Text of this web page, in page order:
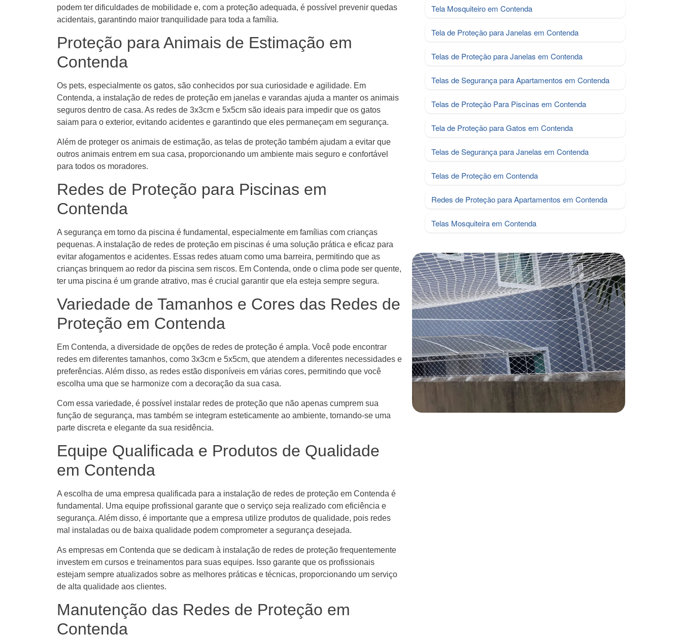
podem ter dificuldades de mobilidade e, com a proteção adequada, é possível prevenir quedas
acidentais, garantindo maior tranquilidade para toda a família.
Proteção para Animais de Estimação em
Contenda
Os pets, especialmente os gatos, são conhecidos por sua curiosidade e agilidade. Em
Contenda, a instalação de redes de proteção em janelas e varandas ajuda a manter os animais
seguros dentro de casa. As redes de 3x3cm e 5x5cm são ideais para impedir que os gatos
saiam para o exterior, evitando acidentes e garantindo que eles permaneçam em segurança.
Além de proteger os animais de estimação, as telas de proteção também ajudam a evitar que
outros animais entrem em sua casa, proporcionando um ambiente mais seguro e confortável
para todos os moradores.
Redes de Proteção para Piscinas em
Contenda
A segurança em torno da piscina é fundamental, especialmente em famílias com crianças
pequenas. A instalação de redes de proteção em piscinas é uma solução prática e eficaz para
evitar afogamentos e acidentes. Essas redes atuam como uma barreira, permitindo que as
crianças brinquem ao redor da piscina sem riscos. Em Contenda, onde o clima pode ser quente,
ter uma piscina é um grande atrativo, mas é crucial garantir que ela esteja sempre segura.
Variedade de Tamanhos e Cores das Redes de
Proteção em Contenda
Em Contenda, a diversidade de opções de redes de proteção é ampla. Você pode encontrar
redes em diferentes tamanhos, como 3x3cm e 5x5cm, que atendem a diferentes necessidades e
preferências. Além disso, as redes estão disponíveis em várias cores, permitindo que você
escolha uma que se harmonize com a decoração da sua casa.
Com essa variedade, é possível instalar redes de proteção que não apenas cumprem sua
função de segurança, mas também se integram esteticamente ao ambiente, tornando-se uma
parte discreta e elegante da sua residência.
Equipe Qualificada e Produtos de Qualidade
em Contenda
A escolha de uma empresa qualificada para a instalação de redes de proteção em Contenda é
fundamental. Uma equipe profissional garante que o serviço seja realizado com eficiência e
segurança. Além disso, é importante que a empresa utilize produtos de qualidade, pois redes
mal instaladas ou de baixa qualidade podem comprometer a segurança desejada.
As empresas em Contenda que se dedicam à instalação de redes de proteção frequentemente
investem em cursos e treinamentos para suas equipes. Isso garante que os profissionais
estejam sempre atualizados sobre as melhores práticas e técnicas, proporcionando um serviço
de alta qualidade aos clientes.
Manutenção das Redes de Proteção em
Contenda
Tela Mosquiteiro em Contenda
Tela de Proteção para Janelas em Contenda
Telas de Proteção para Janelas em Contenda
Telas de Segurança para Apartamentos em Contenda
Telas de Proteção Para Piscinas em Contenda
Tela de Proteção para Gatos em Contenda
Telas de Segurança para Janelas em Contenda
Telas de Proteção em Contenda
Redes de Proteção para Apartamentos em Contenda
Telas Mosquiteira em Contenda